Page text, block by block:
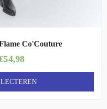
Co'Couture
54,98